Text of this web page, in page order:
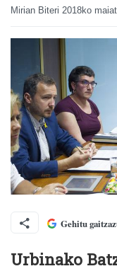
Mirian Biteri 2018ko
Gehitu
Urbinako